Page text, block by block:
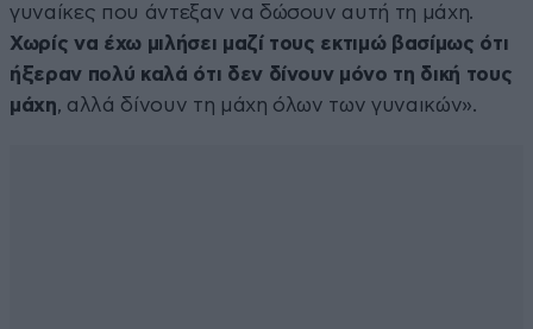
γυναίκες που άντεξαν να δώσουν αυτή τη μάχη.
Χωρίς να έχω μιλήσει μαζί τους εκτιμώ βασίμως ότι
ήξεραν πολύ καλά ότι δεν δίνουν μόνο τη δική τους
μάχη, αλλά δίνουν τη μάχη όλων των γυναικών».